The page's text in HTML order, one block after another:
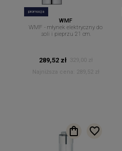
promocja
WMF
WMF - młynek elektryczny do
soli i pieprzu 21 cm.
289,52 zł
329,00 zł
Najniższa cena:
289,52 zł